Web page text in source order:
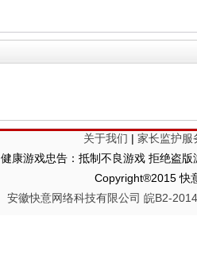
关于我们 | 家长监护服
健康游戏忠告：抵制不良游戏 拒绝盗
Copyright®2015 快
安徽快意网络科技有限公司 皖B2-